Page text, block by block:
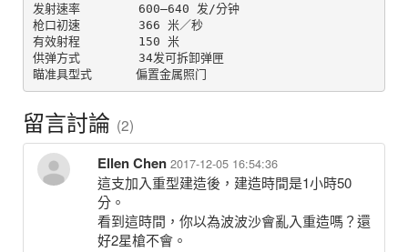
发射速率        600–640 发/分钟
枪口初速        366 米／秒
有效射程        150 米
供弹方式        34发可拆卸弹匣
瞄准具型式      偏置金属照门
留言討論 (2)
Ellen Chen 2017-12-05 16:54:36
這支加入重型建造後，建造時間是1小時50
分。
看到這時間，你以為波波沙會亂入重造嗎？還
好2星槍不會。